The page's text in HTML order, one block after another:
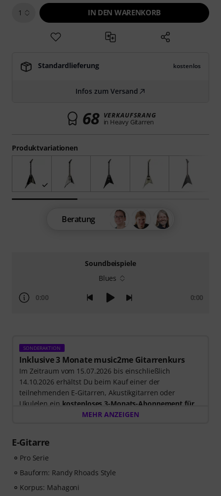
Soundbeispiele
Blues
0:00 0:00
SONDERAKTION
Inklusive 3 Monate music2me Gitarrenkurs
Im Zeitraum vom 15.07.2026 bis einschließlich
14.10.2026 erhältst Du beim Kauf einer der
teilnehmenden E-Gitarren, Akustikgitarren oder
Ukulelen ein kostenloses 3-Monats-Abonnement für
einen Onlinekurs von music2me im Wert von EUR
zugesendet. Das music2me Abo endet nach Ablauf
automatisch.
Music2Me, dein Online-Lernportal für Musik mit einem
pädagogischen Konzept von studierten Musiklehrern.
Ausgezeichnet mit dem deutschen Bildungs-Award
MEHR ANZEIGEN
E-Gitarre
Pro Serie
Bauform: Randy Rhoads Style
Korpus: Mahagoni
Produktvariationen
1 IN DEN WARENKORB
Standardlieferung kostenlos
Infos zum Versand
68 VERKAUFSRANG
in Heavy Gitarren
Beratung